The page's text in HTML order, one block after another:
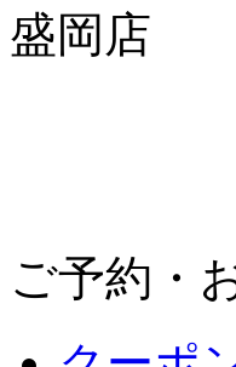
盛岡店
ご予約・